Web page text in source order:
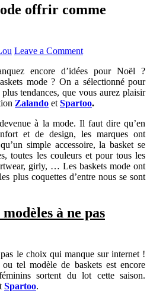
offrir comme
Leave a Comment
encore d’idées pour Noël ?
mode ? On a sélectionné pour
tendances, que vous aurez plaisir
Zalando et Spartoo.
à la mode. Il faut dire qu’en
et de design, les marques ont
simple accessoire, la basket se
toutes les couleurs et pour tous les
girly, … Les baskets mode ont
plus coquettes d’entre nous se sont
à ne pas
pas le choix qui manque sur internet !
tel modèle de baskets est encore
sortent du lot cette saison.
Spartoo.